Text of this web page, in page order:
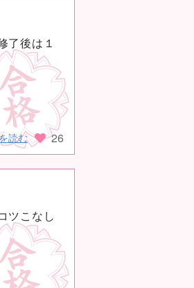
了後は１
読む
26
ツこなし